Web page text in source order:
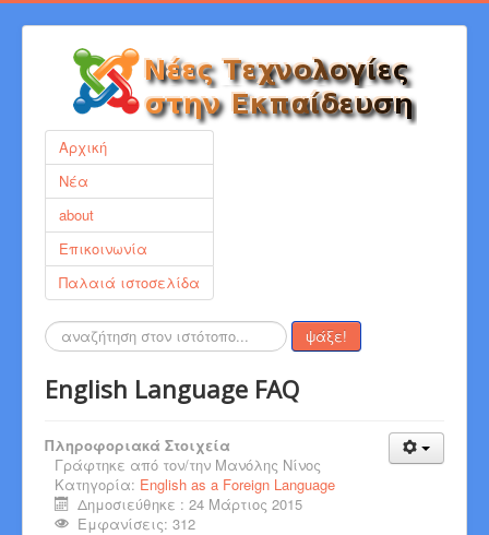
Αρχική
Νέα
about
Επικοινωνία
Παλαιά ιστοσελίδα
Αναζήτηση... ψάξε!
English Language FAQ
Πληροφοριακά Στοιχεία
Γράφτηκε από τον/την Μανόλης Νίνος
Κατηγορία: English as a Foreign Language
Δημοσιεύθηκε : 24 Μάρτιος 2015
Εμφανίσεις: 312